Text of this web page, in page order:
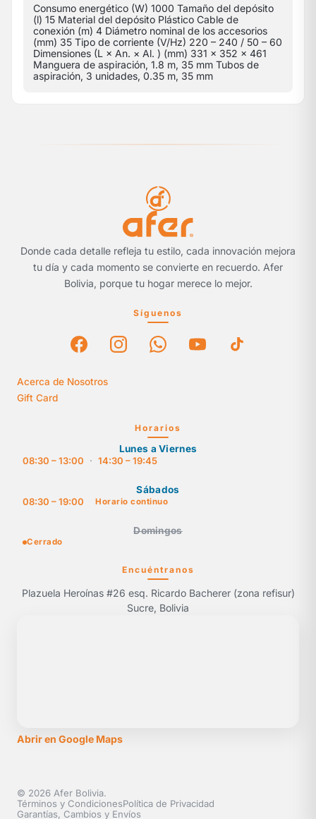
Consumo energético (W) 1000 Tamaño del depósito
(l) 15 Material del depósito Plástico Cable de
conexión (m) 4 Diámetro nominal de los accesorios
(mm) 35 Tipo de corriente (V/Hz) 220 – 240 / 50 – 60
Dimensiones (L × An. × Al. ) (mm) 331 x 352 x 461
Manguera de aspiración, 1.8 m, 35 mm Tubos de
aspiración, 3 unidades, 0.35 m, 35 mm
Donde cada detalle refleja tu estilo, cada innovación mejora
tu día y cada momento se convierte en recuerdo. Afer
Bolivia, porque tu hogar merece lo mejor.
Síguenos
Acerca de Nosotros
Gift Card
Horarios
Lunes a Viernes
08:30 – 13:00
· 14:30 – 19:45
Sábados
08:30 – 19:00
Horario continuo
Domingos
Cerrado
Encuéntranos
Plazuela Heroínas #26 esq. Ricardo Bacherer (zona refisur)
Sucre, Bolivia
Abrir en Google Maps
© 2026 Afer Bolivia.
Términos y CondicionesPolítica de Privacidad
Garantías, Cambios y Envíos